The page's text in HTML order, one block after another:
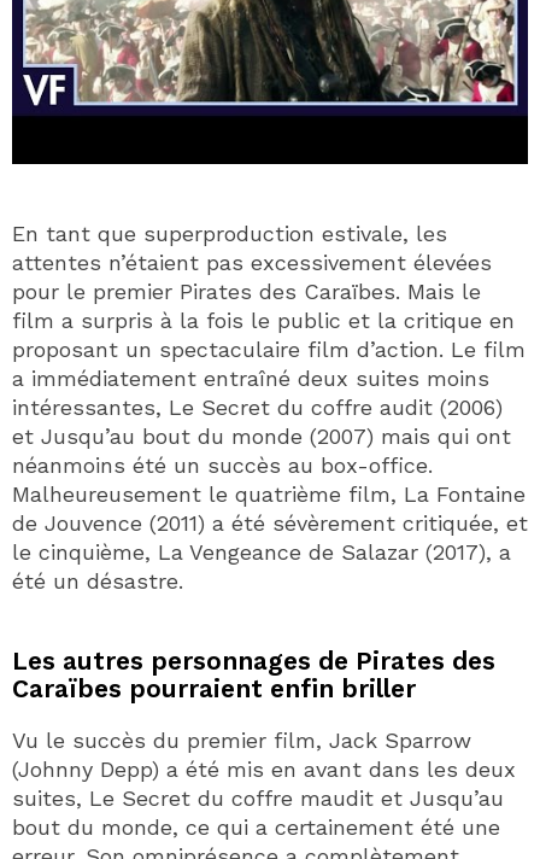
En tant que superproduction estivale, les
attentes n’étaient pas excessivement élevées
pour le premier Pirates des Caraïbes. Mais le
film a surpris à la fois le public et la critique en
proposant un spectaculaire film d’action. Le film
a immédiatement entraîné deux suites moins
intéressantes, Le Secret du coffre audit (2006)
et Jusqu’au bout du monde (2007) mais qui ont
néanmoins été un succès au box-office.
Malheureusement le quatrième film, La Fontaine
de Jouvence (2011) a été sévèrement critiquée, et
le cinquième, La Vengeance de Salazar (2017), a
été un désastre.
Les autres personnages de Pirates des
Caraïbes pourraient enfin briller
Vu le succès du premier film, Jack Sparrow
(Johnny Depp) a été mis en avant dans les deux
suites, Le Secret du coffre maudit et Jusqu’au
bout du monde, ce qui a certainement été une